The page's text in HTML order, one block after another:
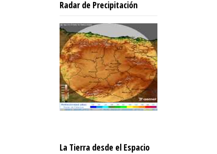
Radar de Precipitación
La Tierra desde el Espacio